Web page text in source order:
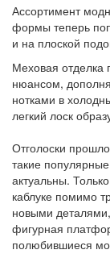
Ассортимент
формы теперь
и на плоской
Меховая отделка
нюансом,
нотками в
легкий лоск
Отголоски
такие
актуальны.
каблуке помимо
новыми
фигурная
полюбившиеся